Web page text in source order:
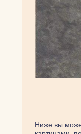
Ниже вы